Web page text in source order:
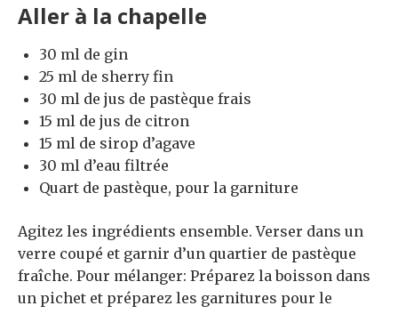
Aller à la chapelle
30 ml de gin
25 ml de sherry fin
30 ml de jus de pastèque frais
15 ml de jus de citron
15 ml de sirop d’agave
30 ml d’eau filtrée
Quart de pastèque, pour la garniture
Agitez les ingrédients ensemble. Verser dans un
verre coupé et garnir d’un quartier de pastèque
fraîche. Pour mélanger: Préparez la boisson dans
un pichet et préparez les garnitures pour le